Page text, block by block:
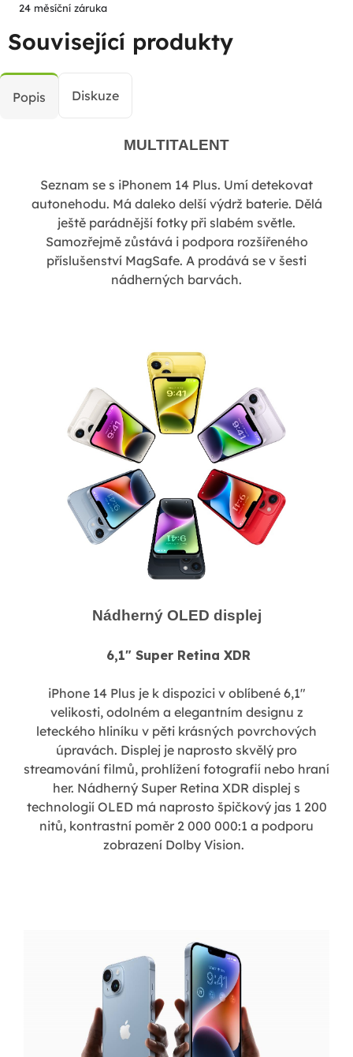
24 měsíční záruka
Související produkty
Popis Diskuze
MULTITALENT
Seznam se s iPhonem 14 Plus. Umí detekovat
autonehodu. Má daleko delší výdrž baterie. Dělá
ještě parádnější fotky při slabém světle.
Samozřejmě zůstává i podpora rozšířeného
příslušenství MagSafe. A prodává se v šesti
nádherných barvách.
Nádherný OLED displej
6,1" Super Retina XDR
iPhone 14 Plus je k dispozici v oblíbené 6,1"
velikosti, odolném a elegantním designu z
leteckého hliníku v pěti krásných povrchových
úpravách. Displej je naprosto skvělý pro
streamování filmů, prohlížení fotografií nebo hraní
her. Nádherný Super Retina XDR displej s
technologií OLED má naprosto špičkový jas 1 200
nitů, kontrastní poměr 2 000 000:1 a podporu
zobrazení Dolby Vision.